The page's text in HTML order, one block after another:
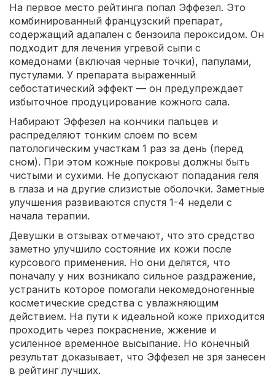
На первое место рейтинга попал Эффезел. Это
комбинированный французский препарат,
содержащий адапален с бензоила пероксидом. Он
подходит для лечения угревой сыпи с
комедонами (включая черные точки), папулами,
пустулами. У препарата выраженный
себостатический эффект — он предупреждает
избыточное продуцирование кожного сала.
Набирают Эффезел на кончики пальцев и
распределяют тонким слоем по всем
патологическим участкам 1 раз за день (перед
сном). При этом кожные покровы должны быть
чистыми и сухими. Не допускают попадания геля
в глаза и на другие слизистые оболочки. Заметные
улучшения развиваются спустя 1-4 недели с
начала терапии.
Девушки в отзывах отмечают, что это средство
заметно улучшило состояние их кожи после
курсового применения. Но они делятся, что
поначалу у них возникало сильное раздражение,
устранить которое помогали некомедоногенные
косметические средства с увлажняющим
действием. На пути к идеальной коже приходится
проходить через покраснение, жжение и
усиленное временное высыпание. Но конечный
результат доказывает, что Эффезел не зря занесен
в рейтинг лучших.